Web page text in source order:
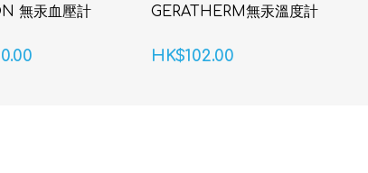
無汞血壓計 GERATHERM無汞溫度計
HK$102.00